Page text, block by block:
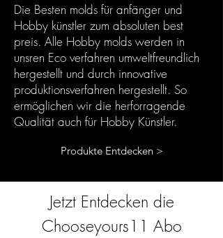
Die Besten molds für anfänger und
Hobby künstler zum absoluten best
preis. Alle Hobby molds werden in
unsren Eco verfahren umweltfreundlich
hergestellt und durch innovative
produktionsverfahren hergestellt. So
ermöglichen wir die herforragende
Qualität auch für Hobby Künstler.
Produkte Entdecken >
Jetzt Entdecken die
Chooseyours11 Abo